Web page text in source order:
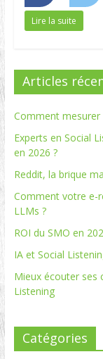
Lire la suite
Articles
Comment mesurer
Experts en Social
en 2026 ?
Reddit, la brique
Comment votre e-
LLMs ?
ROI du SMO en
IA et Social
Mieux écouter ses
Listening
Catégories